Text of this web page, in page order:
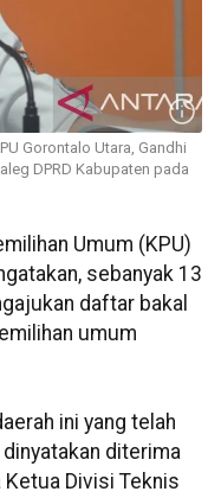
Gorontalo Utara, Gandhi
DPRD Kabupaten pada
Umum (KPU)
sebanyak 13
daftar bakal
umum
ini yang telah
diterima
Divisi Teknis